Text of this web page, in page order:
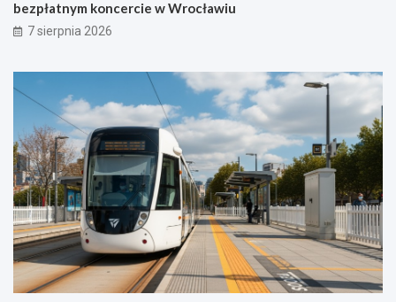
bezpłatnym koncercie w Wrocławiu
7 sierpnia 2026